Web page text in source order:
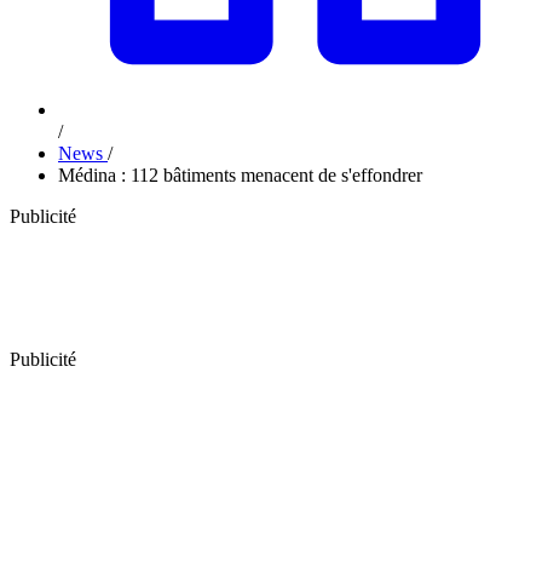
/
News /
Médina : 112 bâtiments menacent de s'effondrer
Publicité
Publicité